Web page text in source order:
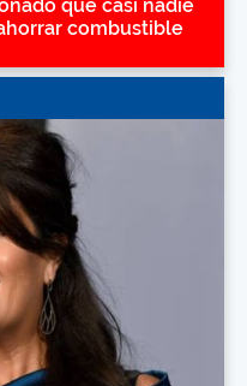
que casi nadie
combustible